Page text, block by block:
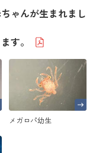
ゃんが生まれまし
す。
メガロパ幼生